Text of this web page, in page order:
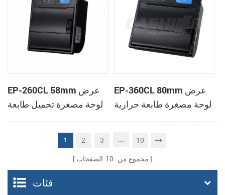
EP-260CL 58mm عرض
لوحة مصغرة تحميل طابعة
حرارية مع لصناعة
السيارات في القاطع
EP-360CL 80mm عرض
لوحة مصغرة طابعة حرارية
مع لصناعة السيارات في
1 2 3 ... 10
مجموع من 10 الصفحات
فئات